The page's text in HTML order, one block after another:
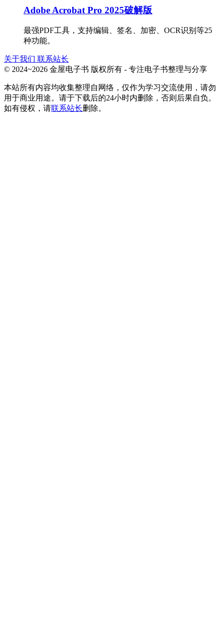
Adobe Acrobat Pro 2025破解版
最强PDF工具，支持编辑、签名、加密、OCR识别等25
种功能。
关于我们 联系站长
© 2024~2026 金屋电子书 版权所有 - 专注电子书整理与分享
本站所有内容均收集整理自网络，仅作为学习交流使用，请勿
用于商业用途。请于下载后的24小时内删除，否则后果自负。
如有侵权，请联系站长删除。